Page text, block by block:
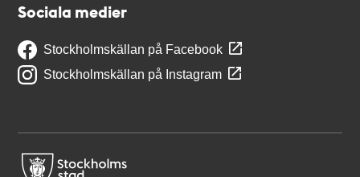
Sociala medier
Stockholmskällan på Facebook
Stockholmskällan på Instagram